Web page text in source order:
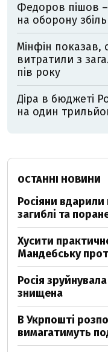
Федоров пішов
на оборону
Мінфін показав,
витратили з
пів року
Діра в бюджеті
на один
ОСТАННІ НОВИНИ
Росіяни вдарили
загиблі та
Хусити
Мандебську
Росія
знищена
В Укрпошті
вимагатимуть